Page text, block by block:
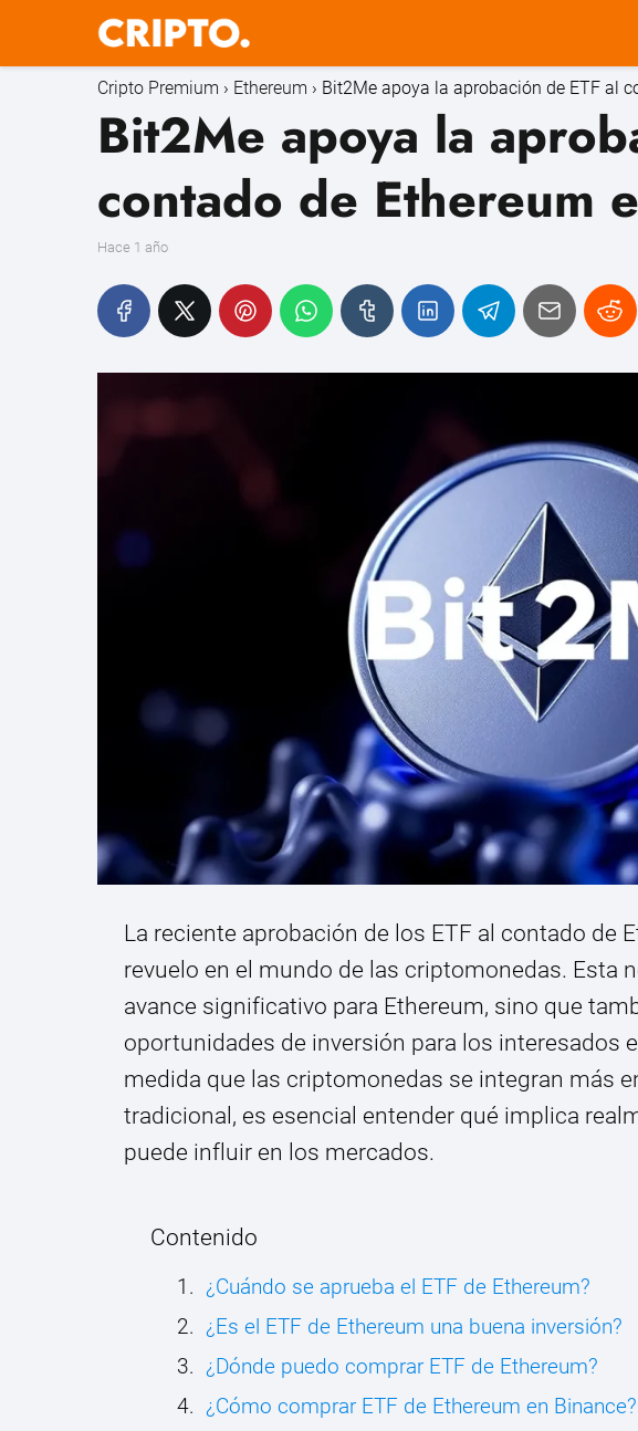
Cripto Premium Ethereum Bit2Me apoya la aprobación de ETF al
Bit2Me apoya la
contado de Ethereum
hace 1 año
La reciente aprobación de los ETF al contado de
revuelo en el mundo de las criptomonedas. Esta
avance significativo para Ethereum, sino que
oportunidades de inversión para los interesados
medida que las criptomonedas se integran más
tradicional, es esencial entender qué implica
puede influir en los mercados.
Contenido
¿Cuándo se aprueba el ETF de Ethereum?
¿Es el ETF de Ethereum una buena inversión?
¿Dónde puedo comprar ETF de Ethereum?
¿Cómo comprar ETF de Ethereum en Binance?